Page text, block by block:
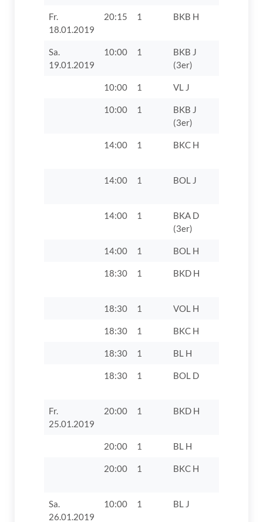
Fr.
18.01.2019
20:15 1 BKB H
Sa.
19.01.2019
10:00 1
BKB J
(3er)
10:00 1 VL J
10:00 1
BKB J
(3er)
14:00 1 BKC H
14:00 1 BOL J
14:00 1
BKA D
(3er)
14:00 1 BOL H
18:30 1 BKD H
18:30 1 VOL H
18:30 1 BKC H
18:30 1 BL H
18:30 1 BOL D
Fr.
25.01.2019
20:00 1 BKD H
20:00 1 BL H
20:00 1 BKC H
Sa.
26.01.2019
10:00 1 BL J